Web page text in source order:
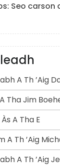
Seo carson
A Th ’aig
Tha Jim
A Tha E
A Th ’aig
A Th ’aig